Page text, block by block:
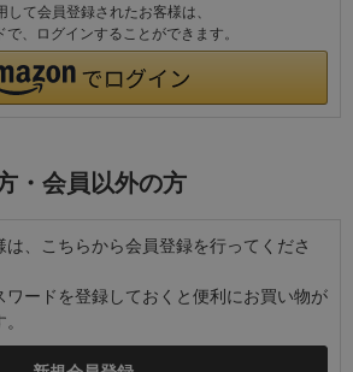
て会員登録されたお客様は、
、ログインすることができます。
・会員以外の方
、こちらから会員登録を行ってくださ
ワードを登録しておくと便利にお買い物が